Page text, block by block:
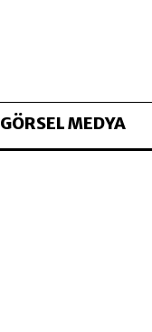
GÖRSEL MEDYA